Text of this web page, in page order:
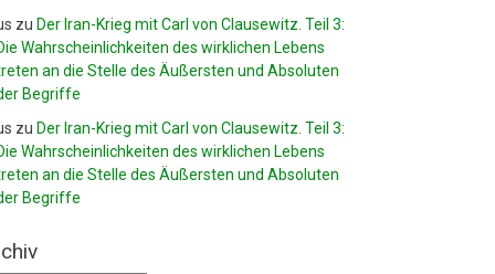
zu Der Iran-Krieg mit Carl von Clausewitz. Teil 3:
Wahrscheinlichkeiten des wirklichen Lebens
an die Stelle des Äußersten und Absoluten
Begriffe
zu Der Iran-Krieg mit Carl von Clausewitz. Teil 3:
Wahrscheinlichkeiten des wirklichen Lebens
an die Stelle des Äußersten und Absoluten
Begriffe